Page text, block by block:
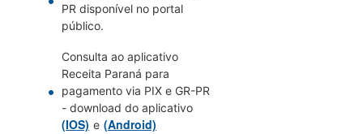
PR disponível no portal
público.
Consulta ao aplicativo
Receita Paraná para
pagamento via PIX e GR-PR
- download do aplicativo
(IOS) e (Android)